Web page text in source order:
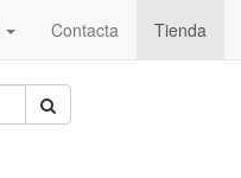
Contacta Tienda